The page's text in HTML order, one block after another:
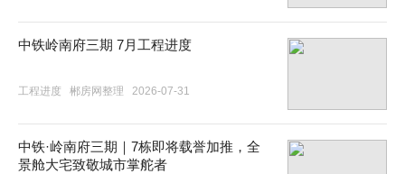
中铁岭南府三期 7月工程进度
工程进度 郴房网整理 2026-07-31
中铁·岭南府三期｜7栋即将载誉加推，全
景舱大宅致敬城市掌舵者